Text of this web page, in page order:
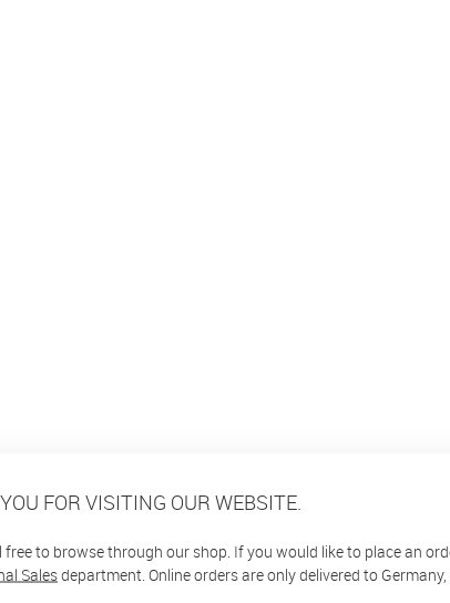
FOR VISITING OUR WEBSITE.
free to browse through our shop. If you would like to place an
Salesdepartment. Online orders are only delivered to